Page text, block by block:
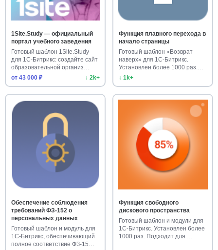
1Site.Study — официальный
портал учебного заведения
Готовый шаблон 1Site.Study
для 1С-Битрикс: создайте сайт
образовательной организ…
от 43 000 ₽
↓ 2k+
Функция плавного перехода в
начало страницы
Готовый шаблон «Возврат
наверх» для 1С-Битрикс.
Установлен более 1000 раз.
Улучш…
↓ 1k+
Обеспечение соблюдения
требований ФЗ-152 о
персональных данных
Готовый шаблон и модуль для
1С-Битрикс, обеспечивающий
полное соответствие ФЗ-15…
Функция свободного
дискового пространства
Готовый шаблон и модули для
1С-Битрикс. Установлен более
1000 раз. Подходит для …